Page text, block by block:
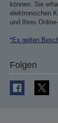
können. Sie
elektronischen
und Ihres
*Es gelten
Folgen